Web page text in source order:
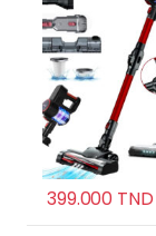
399.000 TND